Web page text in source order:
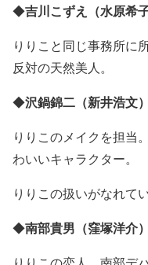
◆吉川こずえ（水原希子
りりこと同じ事務所に
反対の天然美人。
◆沢鍋錦二（新井浩文）
りりこのメイクを担当
わいいキャラクター。
りりこの扱いがなれて
◆南部貴男（窪塚洋介）